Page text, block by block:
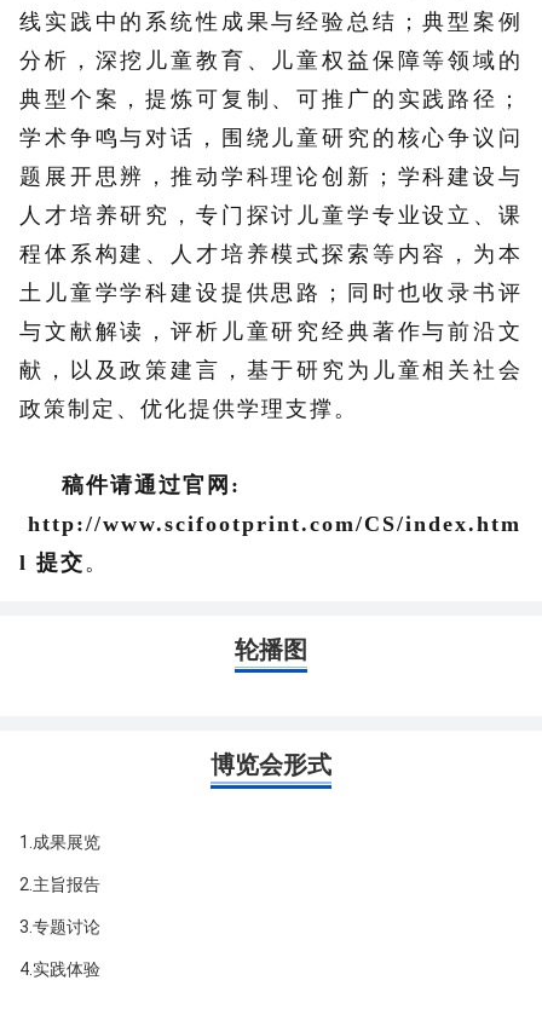
线实践中的系统性成果与经验总结；典型案例
分析，深挖儿童教育、儿童权益保障等领域的
典型个案，提炼可复制、可推广的实践路径；
学术争鸣与对话，围绕儿童研究的核心争议问
题展开思辨，推动学科理论创新；学科建设与
人才培养研究，专门探讨儿童学专业设立、课
程体系构建、人才培养模式探索等内容，为本
土儿童学学科建设提供思路；同时也收录书评
与文献解读，评析儿童研究经典著作与前沿文
献，以及政策建言，基于研究为儿童相关社会
政策制定、优化提供学理支撑。
稿件请通过官网 :
http://www.scifootprint.com/CS/index.htm
l 提交 。
轮播图
博览会形式
1.成果展览
2.主旨报告
3.专题讨论
4.实践体验